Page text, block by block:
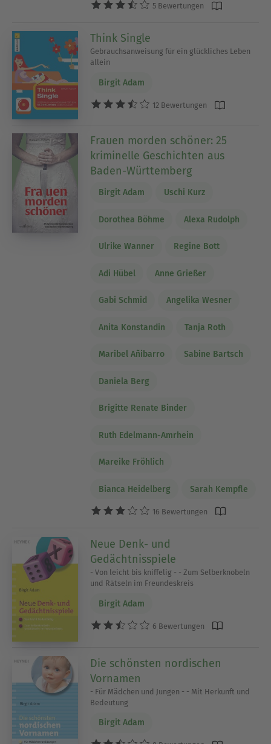
5 Bewertungen
Think Single
Gebrauchsanweisung für ein glückliches Leben
allein
Birgit Adam
12 Bewertungen
Frauen morden schöner: 25
kriminelle Geschichten aus
Baden-Württemberg
Birgit Adam Uschi Kurz
Dorothea Böhme Alexa Rudolph
Ulrike Wanner Regine Bott
Adi Hübel Anne Grießer
Gabi Schmid Angelika Wesner
Anita Konstandin Tanja Roth
Maribel Añibarro Sabine Bartsch
Daniela Berg
Brigitte Renate Binder
Ruth Edelmann-Amrhein
Mareike Fröhlich
Bianca Heidelberg Sarah Kempfle
16 Bewertungen
Neue Denk- und
Gedächtnisspiele
- Von leicht bis kniffelig - - Zum Selberknobeln
und Rätseln im Freundeskreis
Birgit Adam
6 Bewertungen
Die schönsten nordischen
Vornamen
- Für Mädchen und Jungen - - Mit Herkunft und
Bedeutung
Birgit Adam